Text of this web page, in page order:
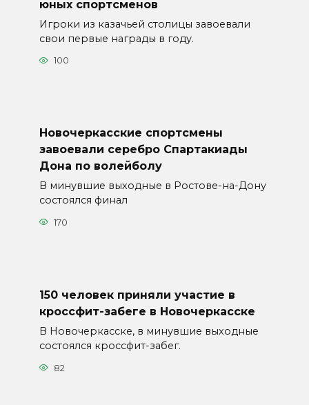
юных спортсменов
Игроки из казачьей столицы завоевали
свои первые награды в году.
100
Новочеркасские спортсмены
завоевали серебро Спартакиады
Дона по волейболу
В минувшие выходные в Ростове-на-Дону
состоялся финал
170
150 человек приняли участие в
кроссфит-забеге в Новочеркасске
В Новочеркасске, в минувшие выходные
состоялся кроссфит-забег.
82